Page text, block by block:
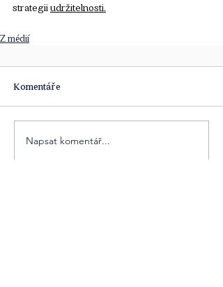
strategii udržitelnosti.
Z médií
Komentáře
Napsat komentář...